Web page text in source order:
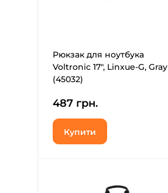
Рюкзак для ноутбука
Voltronic 17", Linxue-G, Gray
(45032)
487 грн.
Купити